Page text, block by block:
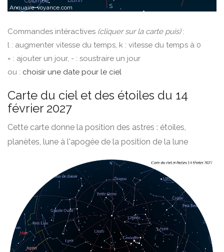
Commandes intéractives (cliquer sur la carte puis):
l : augmenter vitesse du temps, k : vitesse du temps à 0
= : ajouter un jour, - : soustraire un jour
ou : choisir une date pour le ciel
Carte du ciel et des étoiles du 14
février 2027
Cette carte donne la position des astres : étoiles,
planètes, lune à l'apogée de la position de la lune